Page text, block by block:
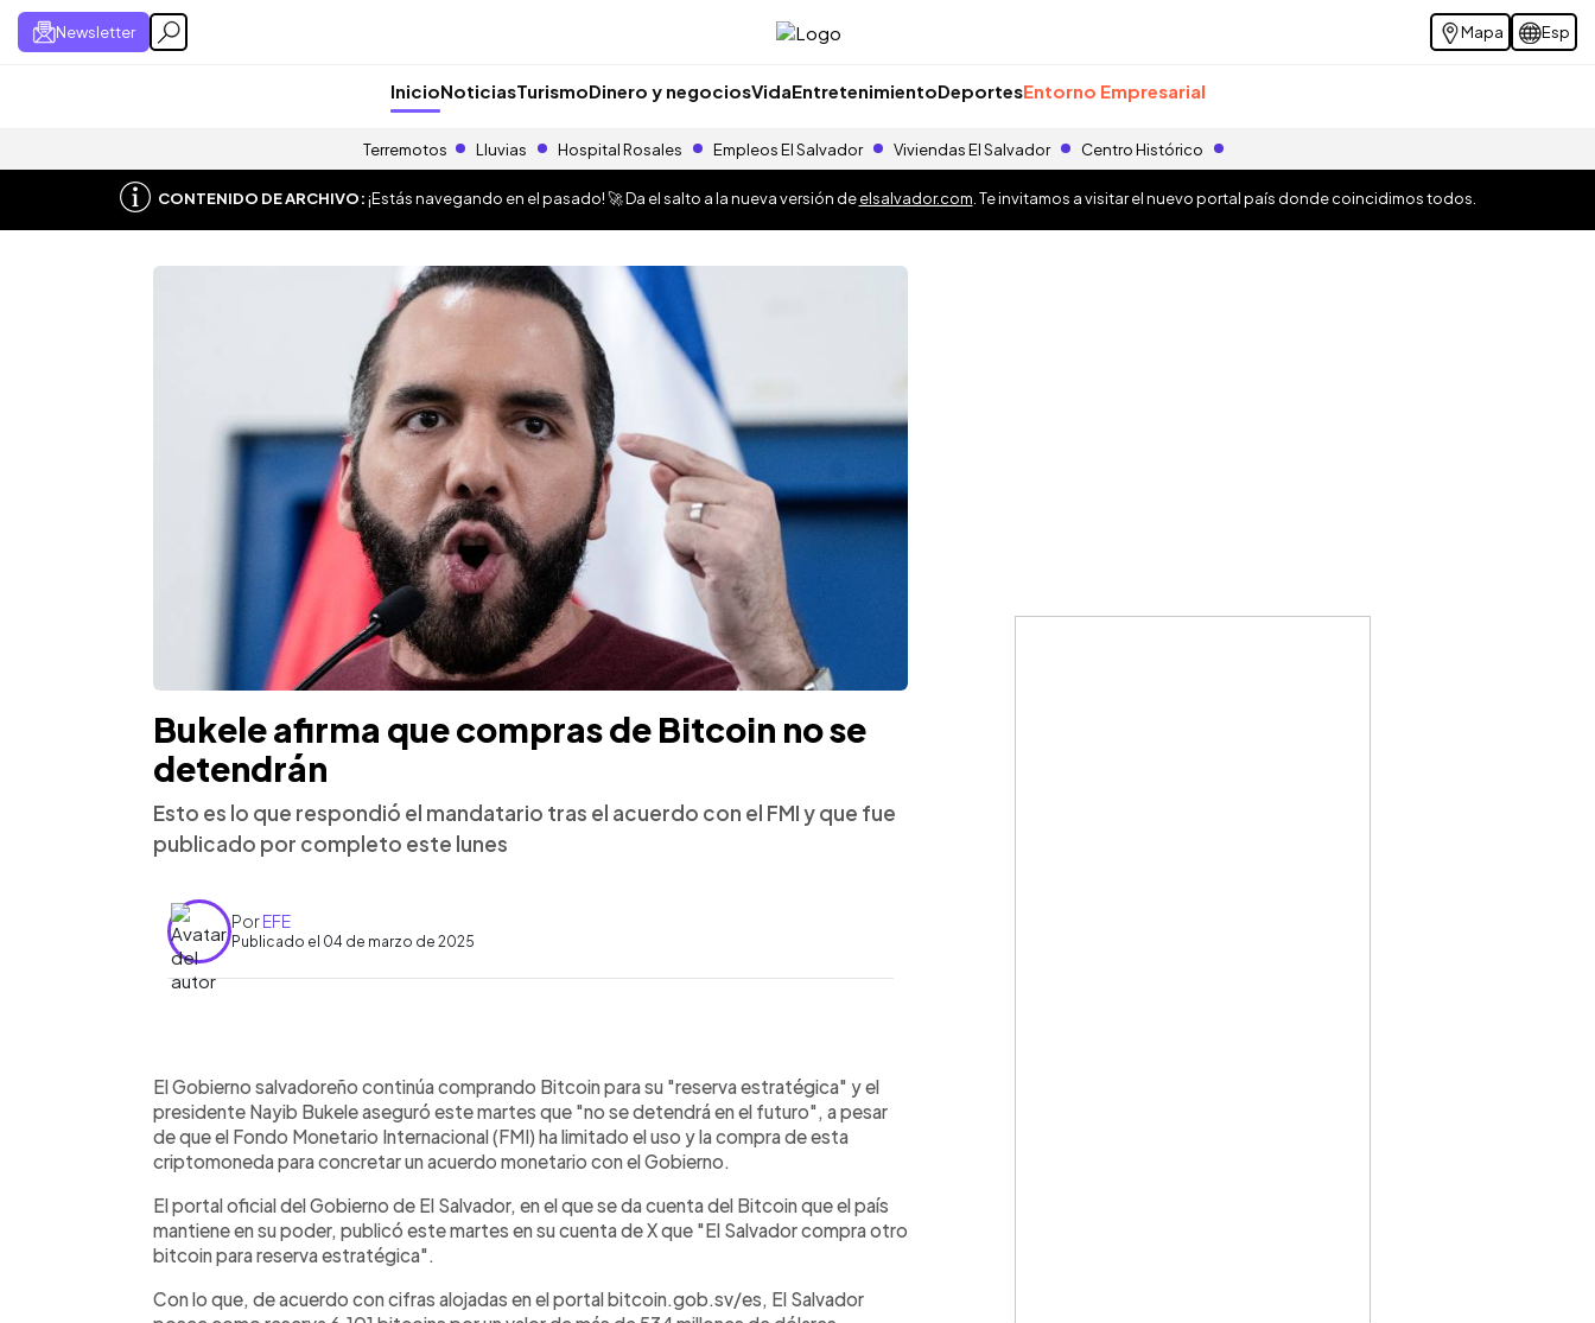
Newsletter Mapa Esp
InicioNoticiasTurismoDinero y negociosVidaEntretenimientoDeportesEntorno Empresarial
Terremotos Lluvias Hospital Rosales Empleos El Salvador Viviendas El Salvador Centro Histórico
CONTENIDO DE ARCHIVO:¡Estás navegando en el pasado! 🚀 Da el salto a la nueva versión deelsalvador.com . Te invitamos a visitar el nuevo portal país donde coincidimos todos.
Bukele afirma que compras de Bitcoin no se
detendrán
Esto es lo que respondió el mandatario tras el acuerdo con el FMI y que fue
publicado por completo este lunes
PorEFE
Publicado el 04 de marzo de 2025
Escuchar artículo
El Gobierno salvadoreño continúa comprando Bitcoin para su "reserva estratégica" y el
presidente Nayib Bukele aseguró este martes que "no se detendrá en el futuro", a pesar
de que el Fondo Monetario Internacional (FMI) ha limitado el uso y la compra de esta
criptomoneda para concretar un acuerdo monetario con el Gobierno.
El portal oficial del Gobierno de El Salvador, en el que se da cuenta del Bitcoin que el país
mantiene en su poder, publicó este martes en su cuenta de X que "El Salvador compra otro
bitcoin para reserva estratégica".
Con lo que, de acuerdo con cifras alojadas en el portal bitcoin.gob.sv/es, El Salvador